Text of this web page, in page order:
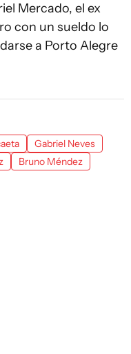
Mercado, el ex
con un sueldo lo
a Porto Alegre
Gabriel Neves
Bruno Méndez